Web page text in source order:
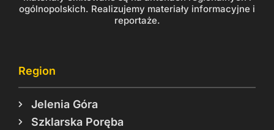
ogólnopolskich. Realizujemy materiały informacyjne i
reportaże.
Region
Jelenia Góra
Szklarska Poręba